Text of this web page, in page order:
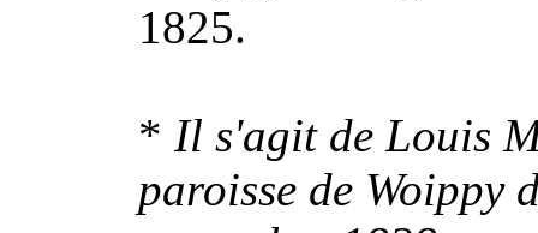
1825.
* Il s'agit de Louis
paroisse de Woippy